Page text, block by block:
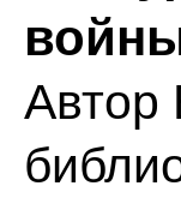
Автор